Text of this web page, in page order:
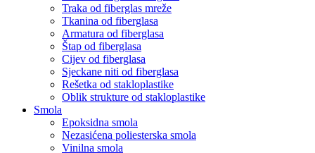
Traka od fiberglas mreže
Tkanina od fiberglasa
Armatura od fiberglasa
Štap od fiberglasa
Cijev od fiberglasa
Sjeckane niti od fiberglasa
Rešetka od stakloplastike
Oblik strukture od stakloplastike
Smola
Epoksidna smola
Nezasićena poliesterska smola
Vinilna smola